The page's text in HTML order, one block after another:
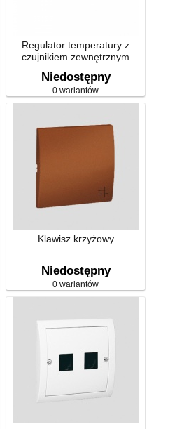
Regulator temperatury z
czujnikiem zewnętrznym
Niedostępny
0 wariantów
Klawisz krzyżowy
Niedostępny
0 wariantów